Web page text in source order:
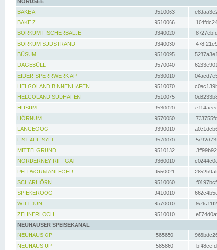
NORDSEE
BAKE A
9510063
BAKE Z
9510066
BORKUM FISCHERBALJE
9340020
BORKUM SÜDSTRAND
9340030
BÜSUM
9510095
DAGEBÜLL
9570040
EIDER-SPERRWERK AP
9530010
HELGOLAND BINNENHAFEN
9510070
HELGOLAND SÜDHAFEN
9510075
HUSUM
9530020
HÖRNUM
9570050
LANGEOOG
9390010
LIST AUF SYLT
9570070
MITTELGRUND
9510132
NORDERNEY RIFFGAT
9360010
PELLWORM ANLEGER
9550021
SCHARHÖRN
9510060
SPIEKEROOG
9410010
WITTDÜN
9570010
ZEHNERLOCH
9510010
NEUHAUSER SPEISEKANAL
NEUHAUS OP
585850
NEUHAUS UP
585860